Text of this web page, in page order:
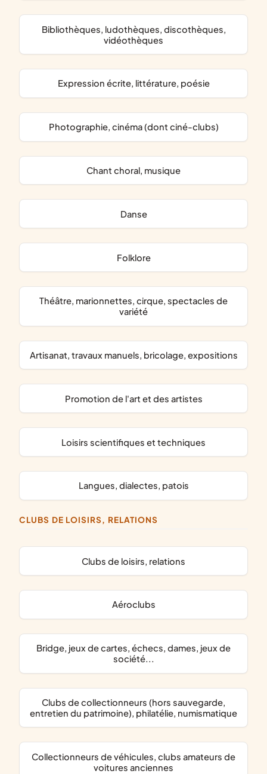
bibliothèques, ludothèques, discothèques,
vidéothèques
expression écrite, littérature, poésie
photographie, cinéma (dont ciné-clubs)
chant choral, musique
danse
folklore
théâtre, marionnettes, cirque, spectacles de
variété
artisanat, travaux manuels, bricolage, expositions
promotion de l'art et des artistes
loisirs scientifiques et techniques
langues, dialectes, patois
CLUBS DE LOISIRS, RELATIONS
clubs de loisirs, relations
aéroclubs
bridge, jeux de cartes, échecs, dames, jeux de
société...
clubs de collectionneurs (hors sauvegarde,
entretien du patrimoine), philatélie, numismatique
collectionneurs de véhicules, clubs amateurs de
voitures anciennes